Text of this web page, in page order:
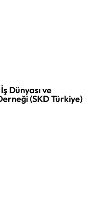
Dünyası ve
(SKD Türkiye)